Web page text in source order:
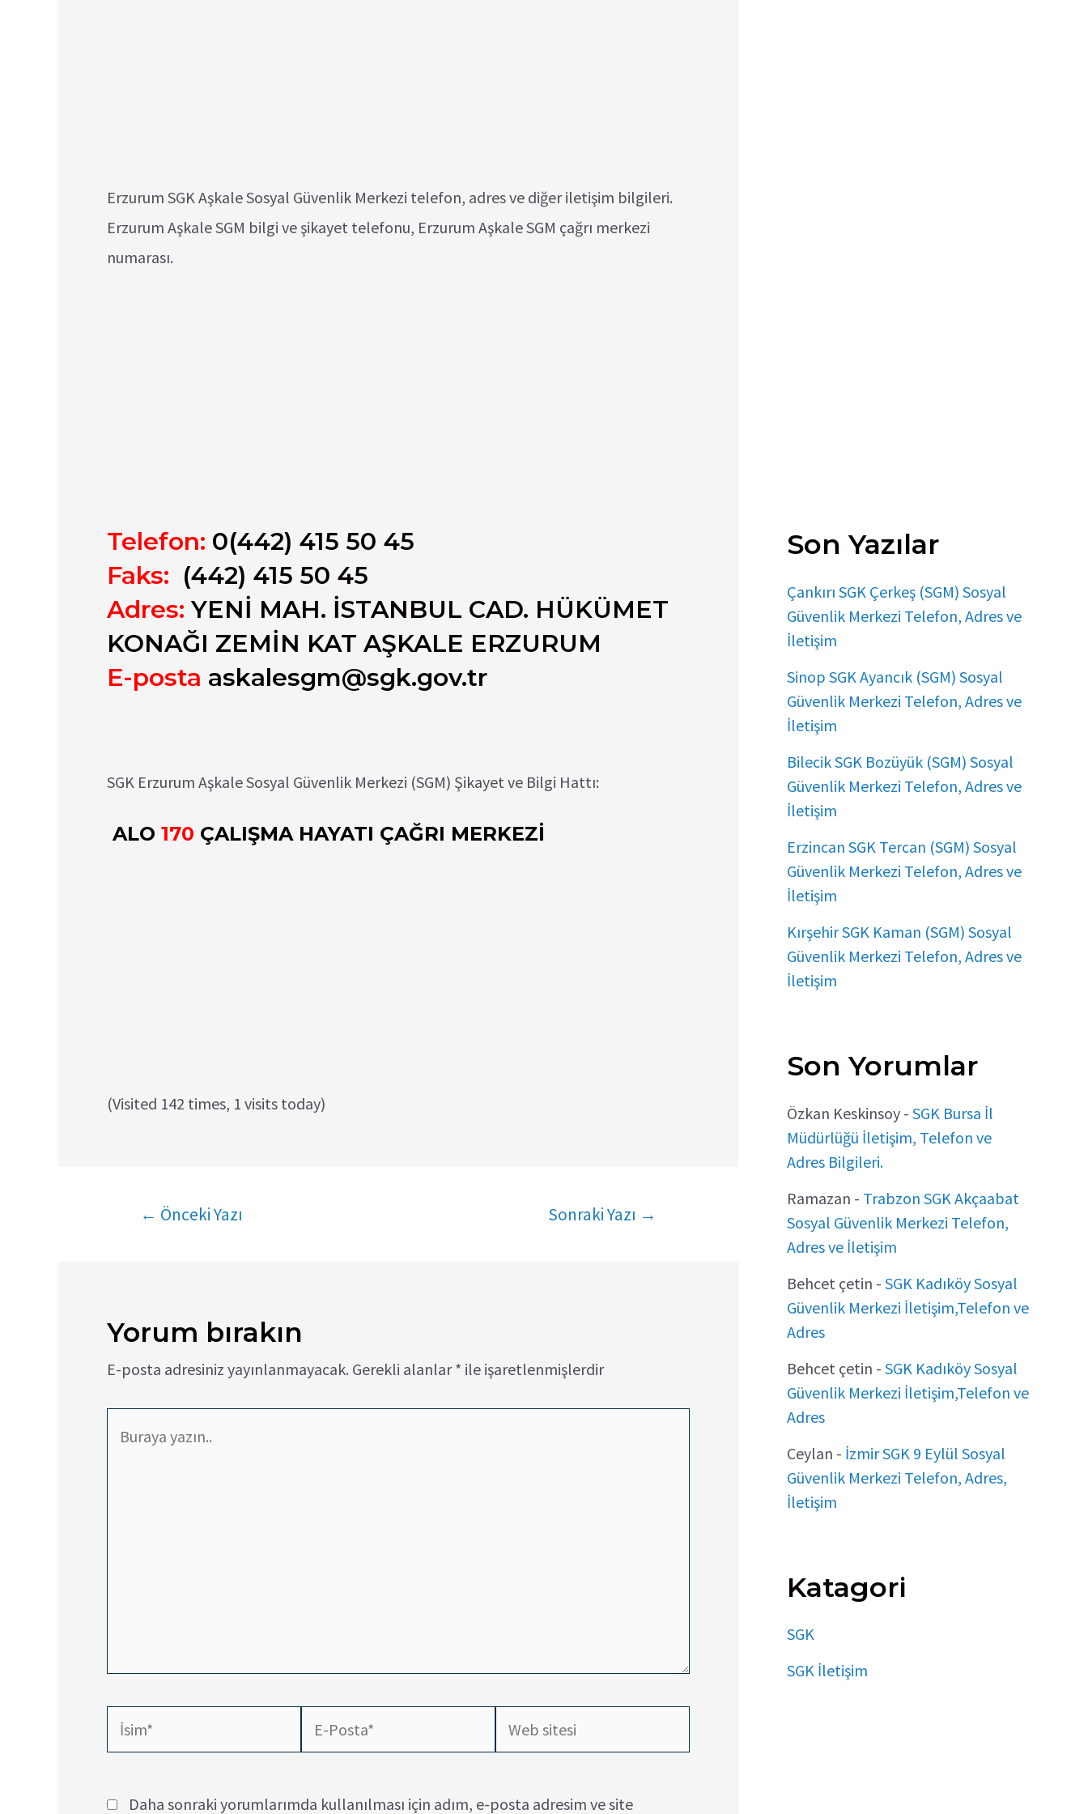
Erzurum SGK Aşkale Sosyal Güvenlik Merkezi telefon, adres ve diğer iletişim bilgileri.
Erzurum Aşkale SGM bilgi ve şikayet telefonu, Erzurum Aşkale SGM çağrı merkezi
numarası.
Telefon: 0(442) 415 50 45
Faks: (442) 415 50 45
Adres: YENİ MAH. İSTANBUL CAD. HÜKÜMET
KONAĞI ZEMİN KAT AŞKALE ERZURUM
E-posta askalesgm@sgk.gov.tr
SGK Erzurum Aşkale Sosyal Güvenlik Merkezi (SGM) Şikayet ve Bilgi Hattı:
ALO 170 ÇALIŞMA HAYATI ÇAĞRI MERKEZİ
(Visited 142 times, 1 visits today)
← Önceki Yazı Sonraki Yazı →
Yorum bırakın
E-posta adresiniz yayınlanmayacak. Gerekli alanlar* ile işaretlenmişlerdir
İsim*
Posta*
Web
sitesi
Daha sonraki yorumlarımda kullanılması için adım, e-posta adresim ve site
Son Yazılar
Çankırı SGK Çerkeş (SGM) Sosyal
Güvenlik Merkezi Telefon, Adres ve
İletişim
Sinop SGK Ayancık (SGM) Sosyal
Güvenlik Merkezi Telefon, Adres ve
İletişim
Bilecik SGK Bozüyük (SGM) Sosyal
Güvenlik Merkezi Telefon, Adres ve
İletişim
Erzincan SGK Tercan (SGM) Sosyal
Güvenlik Merkezi Telefon, Adres ve
İletişim
Kırşehir SGK Kaman (SGM) Sosyal
Güvenlik Merkezi Telefon, Adres ve
İletişim
Son Yorumlar
Özkan Keskinsoy - SGK Bursa İl
Müdürlüğü İletişim, Telefon ve
Adres Bilgileri.
Ramazan - Trabzon SGK Akçaabat
Sosyal Güvenlik Merkezi Telefon,
Adres ve İletişim
Behcet çetin - SGK Kadıköy Sosyal
Güvenlik Merkezi İletişim,Telefon ve
Adres
Behcet çetin - SGK Kadıköy Sosyal
Güvenlik Merkezi İletişim,Telefon ve
Adres
Ceylan - İzmir SGK 9 Eylül Sosyal
Güvenlik Merkezi Telefon, Adres,
İletişim
Katagori
SGK
SGK İletişim